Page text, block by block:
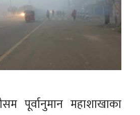
पूर्वानुमान महाशाखाका